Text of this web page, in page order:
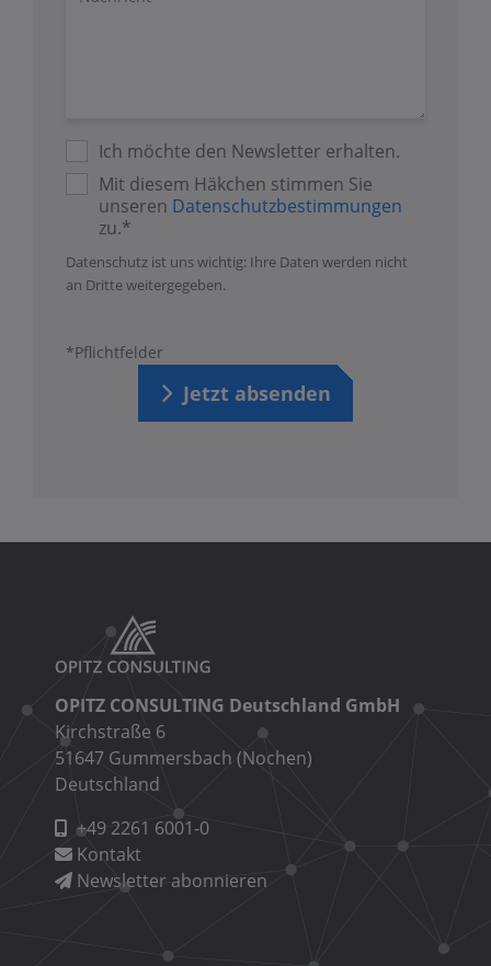
Ich möchte den Newsletter erhalten.
Mit diesem Häkchen stimmen Sie
unseren Datenschutzbestimmungen
zu.*
Datenschutz ist uns wichtig: Ihre Daten werden nicht
an Dritte weitergegeben.
*Pflichtfelder
Jetzt absenden
OPITZ CONSULTING Deutschland GmbH
Kirchstraße 6
51647 Gummersbach (Nochen)
Deutschland
+49 2261 6001-0
Kontakt
Newsletter abonnieren